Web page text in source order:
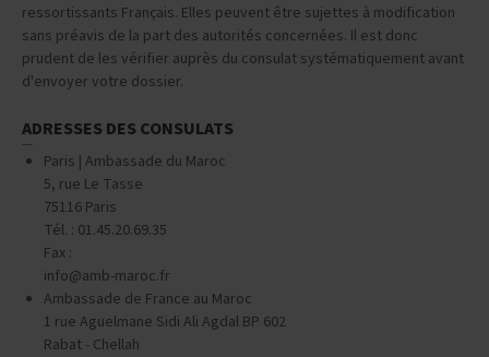
Les informations mentionnées ne sont qu'indicatives pour les
ressortissants Français. Elles peuvent être sujettes à modification
sans préavis de la part des autorités concernées. Il est donc
prudent de les vérifier auprès du consulat systématiquement avant
ADRESSES DES CONSULATS
Paris | Ambassade du Maroc
5, rue Le Tasse
75116 Paris
Tél. : 01.45.20.69.35
Fax :
info@amb-maroc.fr
Ambassade de France au Maroc
1 rue Aguelmane Sidi Ali Agdal BP 602